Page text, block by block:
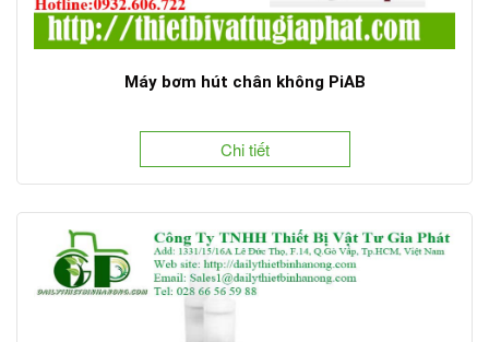
Máy bơm hút chân không PiAB
Chi tiết